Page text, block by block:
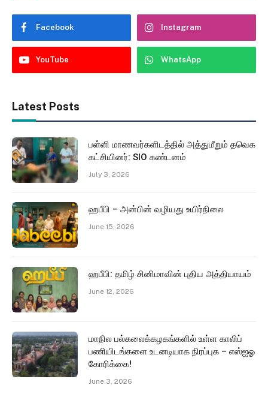
Facebook Instagram
YouTube WhatsApp
Latest Posts
பள்ளி மாணவர்களிடத்தில் அத்துமீறும் தவெக
கட்சியினர்: SIO கண்டனம்
July 3, 2026
ஹபீபி – அன்பின் வழியது உயிர்நிலை
June 15, 2026
ஹபீபி: தமிழ் சினிமாவின் புதிய அத்தியாயம்
June 12, 2026
மாநில பல்கலைக்கழகங்களில் உள்ள காலிப்
பணியிடங்களை உடனடியாக நிரப்புக – எஸ்ஐஓ
கோரிக்கை!
June 3, 2026